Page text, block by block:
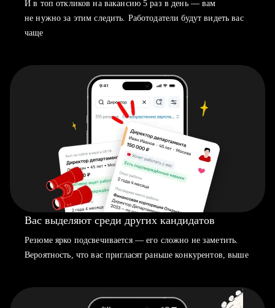
И в топ откликов на вакансию 5 раз в день — вам
не нужно за этим следить. Работодатели будут видеть вас
чаще
Вас выделяют среди других кандидатов
Резюме ярко подсвечивается — его сложно не заметить.
Вероятность, что вас пригласят раньше конкурентов, выше